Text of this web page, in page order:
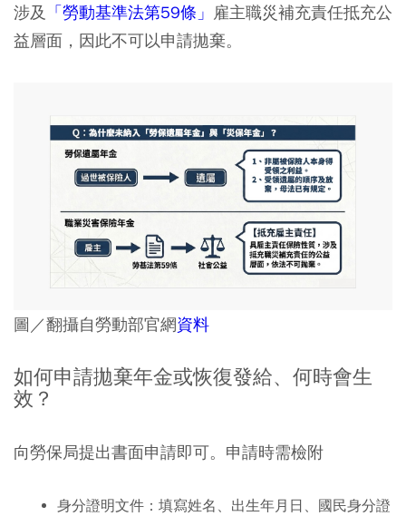
涉及 「勞動基準法第59條」 雇主職災補充責任抵充公
益層面，因此不可以申請拋棄。
圖／翻攝自勞動部官網資料
如何申請拋棄年金或恢復發給、何時會生
效？
向勞保局提出書面申請即可。申請時需檢附
身分證明文件：填寫姓名、出生年月日、國民身分證